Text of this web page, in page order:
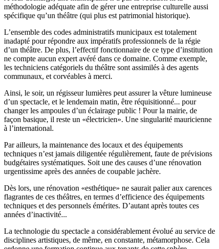
méthodologie adéquate afin de gérer une entreprise culturelle aussi
spécifique qu’un théâtre (qui plus est patrimonial historique).
L’ensemble des codes administratifs municipaux est totalement
inadapté pour répondre aux impératifs professionnels de la régie
d’un théâtre. De plus, l’effectif fonctionnaire de ce type d’institution
ne compte aucun expert avéré dans ce domaine. Comme exemple,
les techniciens catégoriels du théâtre sont assimilés à des agents
communaux, et corvéables à merci.
Ainsi, le soir, un régisseur lumières peut assurer la vêture lumineuse
d’un spectacle, et le lendemain matin, être réquisitionné... pour
changer les ampoules d’un éclairage public ! Pour la mairie, de
façon basique, il reste un «électricien». Une singularité mauricienne
à l’international.
Par ailleurs, la maintenance des locaux et des équipements
techniques n’est jamais diligentée régulièrement, faute de prévisions
budgétaires systématiques. Soit une des causes d’une rénovation
urgentissime après des années de coupable jachère.
Dès lors, une rénovation «esthétique» ne saurait palier aux carences
flagrantes de ces théâtres, en termes d’efficience des équipements
techniques et des personnels émérites. D’autant après toutes ces
années d’inactivité...
La technologie du spectacle a considérablement évolué au service de
disciplines artistiques, de même, en constante, métamorphose. Cela